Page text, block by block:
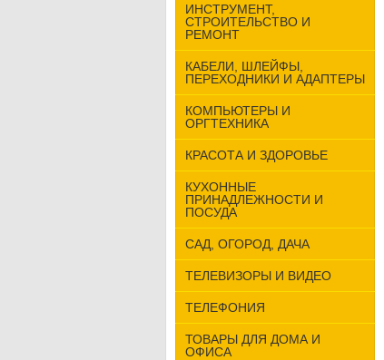
ИНСТРУМЕНТ,
СТРОИТЕЛЬСТВО И
РЕМОНТ
КАБЕЛИ, ШЛЕЙФЫ,
ПЕРЕХОДНИКИ И АДАПТЕРЫ
КОМПЬЮТЕРЫ И
ОРГТЕХНИКА
КРАСОТА И ЗДОРОВЬЕ
КУХОННЫЕ
ПРИНАДЛЕЖНОСТИ И
ПОСУДА
САД, ОГОРОД, ДАЧА
ТЕЛЕВИЗОРЫ И ВИДЕО
ТЕЛЕФОНИЯ
ТОВАРЫ ДЛЯ ДОМА И
ОФИСА